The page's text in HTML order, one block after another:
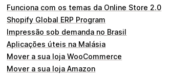
Funciona com os temas da Online Store 2.0
Shopify Global ERP Program
Impressão sob demanda no Brasil
Aplicações úteis na Malásia
Mover a sua loja WooCommerce
Mover a sua loja Amazon